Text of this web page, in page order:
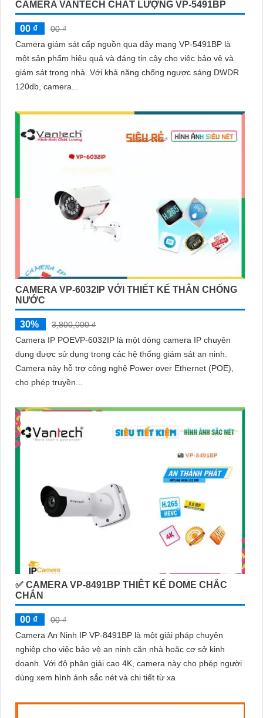
CAMERA VANTECH CHẤT LƯỢNG VP-5491BP
00 ₫
00 ₫
Camera giám sát cấp nguồn qua dây mạng VP-5491BP là
một sản phẩm hiệu quả và đáng tin cậy cho việc bảo vệ và
giám sát trong nhà. Với khả năng chống ngược sáng DWDR
120db, camera...
CAMERA VP-6032IP VỚI THIẾT KẾ THÂN CHỐNG
NƯỚC
30%
3,800,000 ₫
Camera IP POEVP-6032IP là một dòng camera IP chuyên
dụng được sử dụng trong các hệ thống giám sát an ninh.
Camera này hỗ trợ công nghệ Power over Ethernet (POE),
cho phép truyền...
✅ CAMERA VP-8491BP THIÊT KẾ DOME CHẮC
CHẮN
00 ₫
00 ₫
Camera An Ninh IP VP-8491BP là một giải pháp chuyên
nghiệp cho việc bảo vệ an ninh căn nhà hoặc cơ sở kinh
doanh. Với độ phân giải cao 4K, camera này cho phép người
dùng xem hình ảnh sắc nét và chi tiết từ xa